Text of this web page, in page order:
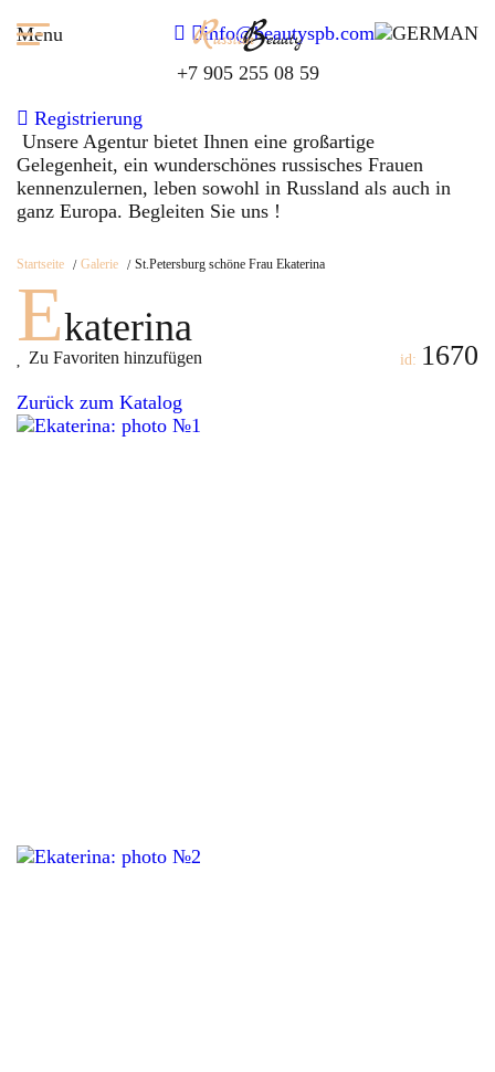
Menu
+7 905 255 08 59
info@beautyspb.com
Registrierung
Unsere Agentur bietet Ihnen eine großartige
Gelegenheit, ein wunderschönes russisches Frauen
kennenzulernen, leben sowohl in Russland als auch in
ganz Europa. Begleiten Sie uns !
Startseite Galerie St.Petersburg schöne Frau Ekaterina
Ekaterina
Zu Favoriten hinzufügen id: 1670
Zurück zum Katalog